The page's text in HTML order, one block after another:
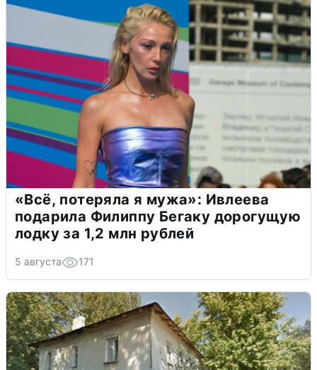
«Всё, потеряла я мужа»: Ивлеева
подарила Филиппу Бегаку дорогущую
лодку за 1,2 млн рублей
5 августа 171